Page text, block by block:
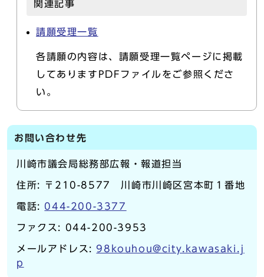
関連記事
請願受理一覧
各請願の内容は、請願受理一覧ページに掲載
してありますPDFファイルをご参照くださ
い。
お問い合わせ先
川崎市議会局総務部広報・報道担当
住所: 〒210-8577 川崎市川崎区宮本町１番地
電話: 044-200-3377
ファクス: 044-200-3953
メールアドレス:98kouhou@city.kawasaki.j
p